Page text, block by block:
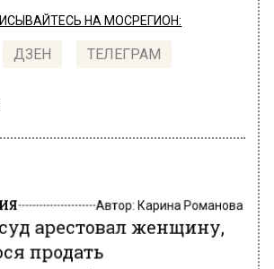
НА МОСРЕГИОН:
ДЗЕН ТЕЛЕГРАМ
Автор:Карина Романова
арестовал женщину,
продать